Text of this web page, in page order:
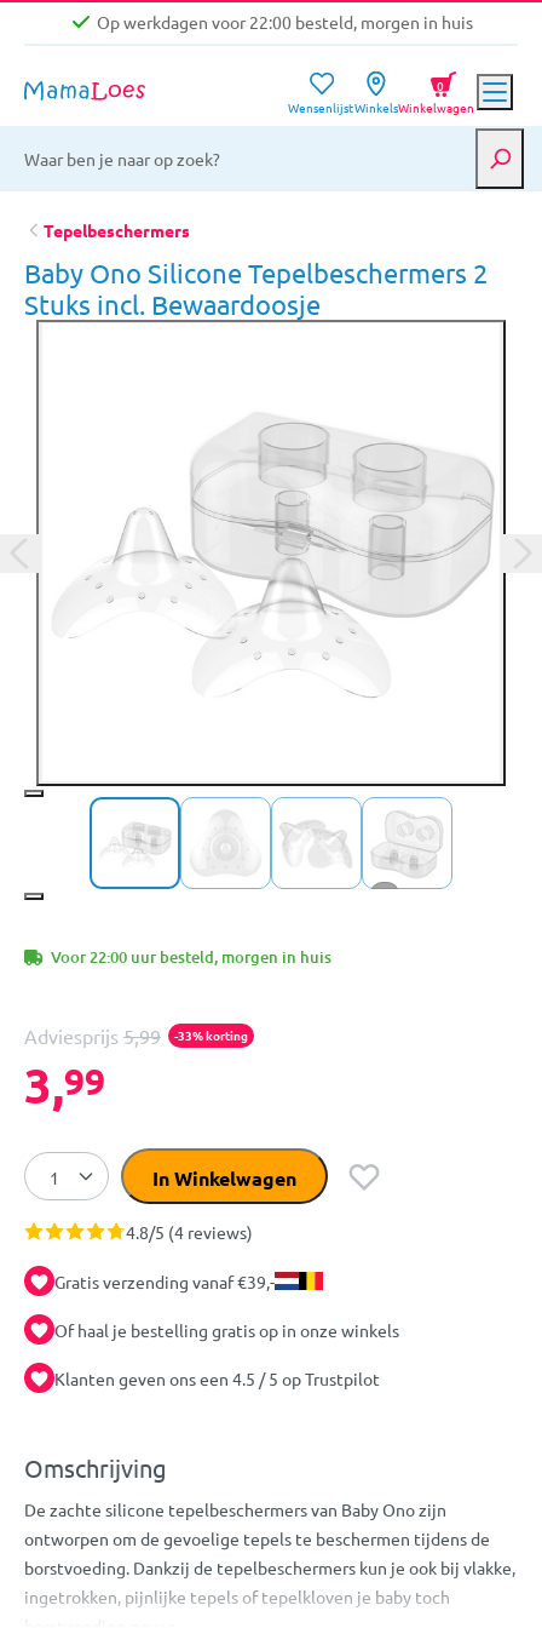
Op werkdagen voor 22:00 besteld, morgen in huis
Gratis verzending vanaf €39,-
Op werkdagen voor 22:00 besteld, morgen in huis
WensenlijstWinkelsWinkelwagen
0
Tepelbeschermers
Baby Ono Silicone Tepelbeschermers 2
Stuks incl. Bewaardoosje
+1
Voor 22:00 uur besteld, morgen in huis
Adviesprijs 5,99 -33% korting
3,99
In Winkelwagen
4.8/5 (4 reviews)
Gratis verzending vanaf €39,-
Of haal je bestelling gratis op in onze winkels
Klanten geven ons een 4.5 / 5 op Trustpilot
Omschrijving
De zachte silicone tepelbeschermers van Baby Ono zijn
ontworpen om de gevoelige tepels te beschermen tijdens de
borstvoeding. Dankzij de tepelbeschermers kun je ook bij vlakke,
ingetrokken, pijnlijke tepels of tepelkloven je baby toch